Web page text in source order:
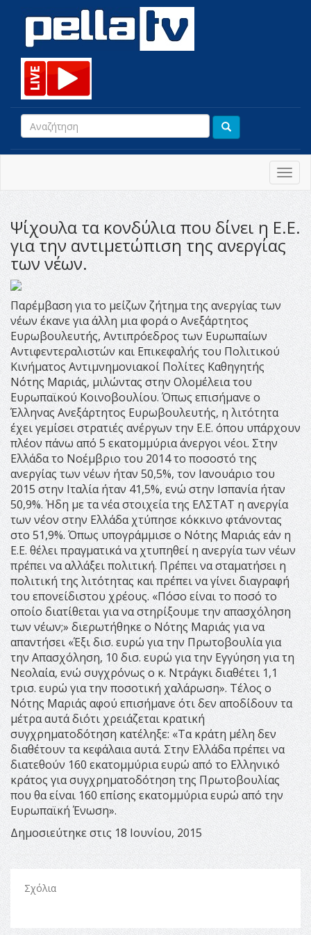
Ψίχουλα τα κονδύλια που δίνει η Ε.Ε.
για την αντιμετώπιση της ανεργίας
των νέων.
Παρέμβαση για το μείζων ζήτημα της ανεργίας των
νέων έκανε για άλλη μια φορά ο Ανεξάρτητος
Ευρωβουλευτής, Αντιπρόεδρος των Ευρωπαίων
Αντιφεντεραλιστών και Επικεφαλής του Πολιτικού
Κινήματος Αντιμνημονιακοί Πολίτες Καθηγητής
Νότης Μαριάς, μιλώντας στην Ολομέλεια του
Ευρωπαϊκού Κοινοβουλίου. Όπως επισήμανε ο
Έλληνας Ανεξάρτητος Ευρωβουλευτής, η λιτότητα
έχει γεμίσει στρατιές ανέργων την Ε.Ε. όπου υπάρχουν
πλέον πάνω από 5 εκατομμύρια άνεργοι νέοι. Στην
Ελλάδα το Νοέμβριο του 2014 το ποσοστό της
ανεργίας των νέων ήταν 50,5%, τον Ιανουάριο του
2015 στην Ιταλία ήταν 41,5%, ενώ στην Ισπανία ήταν
50,9%. Ήδη με τα νέα στοιχεία της ΕΛΣΤΑΤ η ανεργία
των νέον στην Ελλάδα χτύπησε κόκκινο φτάνοντας
στο 51,9%. Όπως υπογράμμισε ο Νότης Μαριάς εάν η
Ε.Ε. θέλει πραγματικά να χτυπηθεί η ανεργία των νέων
πρέπει να αλλάξει πολιτική. Πρέπει να σταματήσει η
πολιτική της λιτότητας και πρέπει να γίνει διαγραφή
του επονείδιστου χρέους. «Πόσο είναι το ποσό το
οποίο διατίθεται για να στηρίξουμε την απασχόληση
των νέων;» διερωτήθηκε ο Νότης Μαριάς για να
απαντήσει «Έξι δισ. ευρώ για την Πρωτοβουλία για
την Απασχόληση, 10 δισ. ευρώ για την Εγγύηση για τη
Νεολαία, ενώ συγχρόνως ο κ. Ντράγκι διαθέτει 1,1
τρισ. ευρώ για την ποσοτική χαλάρωση». Τέλος ο
Νότης Μαριάς αφού επισήμανε ότι δεν αποδίδουν τα
μέτρα αυτά διότι χρειάζεται κρατική
συγχρηματοδότηση κατέληξε: «Τα κράτη μέλη δεν
διαθέτουν τα κεφάλαια αυτά. Στην Ελλάδα πρέπει να
διατεθούν 160 εκατομμύρια ευρώ από το Ελληνικό
κράτος για συγχρηματοδότηση της Πρωτοβουλίας
που θα είναι 160 επίσης εκατομμύρια ευρώ από την
Ευρωπαϊκή Ένωση».
Δημοσιεύτηκε στις 18 Ιουνίου, 2015
Σχόλια